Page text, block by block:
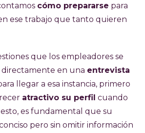
cómo prepararse para
ese trabajo que tanto quieren
que los empleadores se
directamente en una entrevista
llegar a esa instancia, primero
atractivo su perfil cuando
esto, es fundamental que su
pero sin omitir información